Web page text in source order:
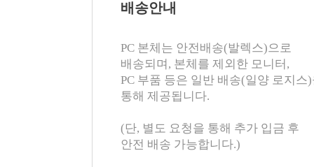
PC 본체는 안전배송(발렉스)으로
배송되며, 본체를 제외한 모니터,
PC 부품 등은 일반 배송(일양 로지스
통해 제공됩니다.
(단, 별도 요청을 통해 추가 입금 후
안전 배송 가능합니다.)
배송안내